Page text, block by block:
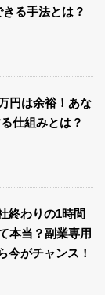
る手法とは？
円は余裕！あな
仕組みとは？
終わりの1時間
本当？副業専用
今がチャンス！